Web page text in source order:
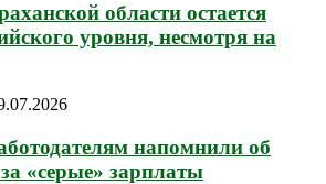
области остается
уровня, несмотря на
напомнили об
за «серые» зарплаты